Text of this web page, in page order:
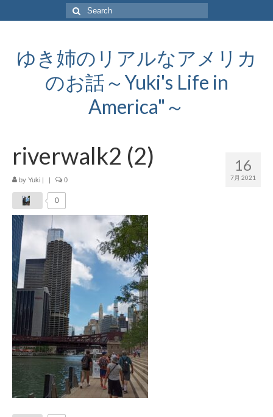
Search
for:
ゆき姉のリアルなアメリカ
のお話～Yuki's Life in
America"～
16
7月 2021
riverwalk2 (2)
by Yuki | | 0
0